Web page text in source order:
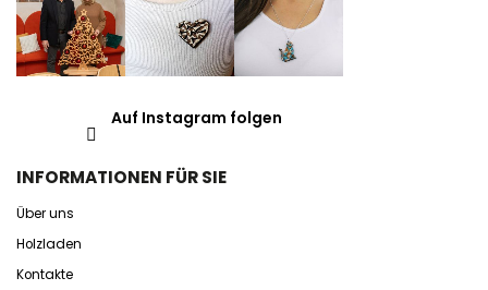
Auf Instagram folgen
INFORMATIONEN FÜR SIE
Über uns
Holzladen
Kontakte